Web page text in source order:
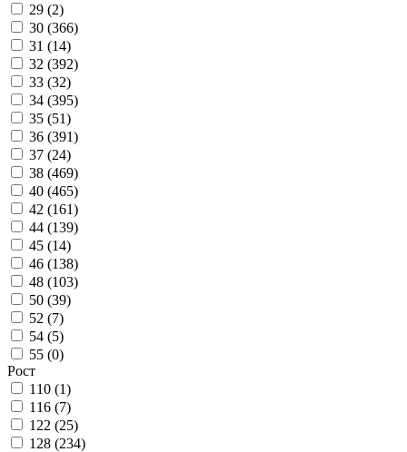
29 (2)
30 (366)
31 (14)
32 (392)
33 (32)
34 (395)
35 (51)
36 (391)
37 (24)
38 (469)
40 (465)
42 (161)
44 (139)
45 (14)
46 (138)
48 (103)
50 (39)
52 (7)
54 (5)
55 (0)
Рост
110 (1)
116 (7)
122 (25)
128 (234)